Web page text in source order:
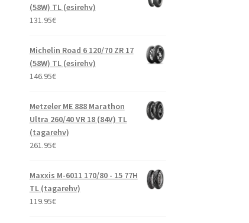
(58W) TL (esirehv)
131.95€
Michelin Road 6 120/70 ZR 17
(58W) TL (esirehv)
146.95€
Metzeler ME 888 Marathon
Ultra 260/40 VR 18 (84V) TL
(tagarehv)
261.95€
Maxxis M-6011 170/80 - 15 77H
TL (tagarehv)
119.95€